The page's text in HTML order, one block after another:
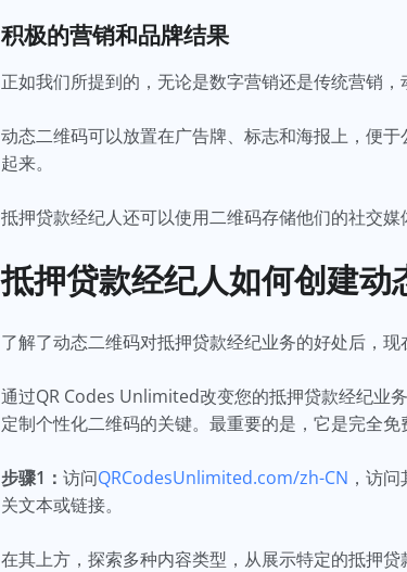
积极的营销和品牌结果
正如我们所提到的，无论是数字营销还是传统营销
动态二维码可以放置在广告牌、标志和海报上，便
起来。
抵押贷款经纪人还可以使用二维码存储他们的社交
抵押贷款经纪人如何创建动
了解了动态二维码对抵押贷款经纪业务的好处后，
通过QR Codes Unlimited改变您的抵押贷款经纪业
定制个性化二维码的关键。最重要的是，它是完全
步骤1： 访问QRCodesUnlimited.com/zh-CN ，访
关文本或链接。
在其上方，探索多种内容类型，从展示特定的抵押